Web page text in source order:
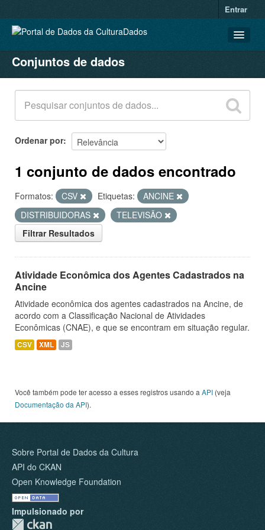
Entrar
CONJUNTOS DE DADOS
ORGANIZAÇÕES
GRUPOS
SOBRE
Conjuntos de dados
Ordenar por
1 conjunto de dados encontrado
Formatos: CSV Etiquetas:
ANCINE
DISTRIBUIDORAS
TELEVISÃO
Filtrar Resultados
Atividade Econômica dos Agentes Cadastrados na
Ancine
Atividade econômica dos agentes cadastrados na Ancine, de
acordo com a Classificação Nacional de Atividades
Econômicas (CNAE), e que se encontram em situação regular.
CSV XML JS
Você também pode ter acesso a esses registros usando a API (veja
Documentação da API).
Sobre Portal de Dados da Cultura
API do CKAN
Open Knowledge Foundation
Impulsionado por